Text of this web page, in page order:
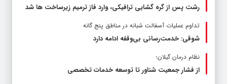
رشت پس از گره گشایی ترافیکی، وارد فاز ترمیم زیرساخت ها شد
تداوم عملیات آسفالت‌ شبانه در مناطق پنج گانه
شوقی: خدمت‌رسانی بی‌وقفه ادامه دارد
نظام درمان گیلان؛
از فشار جمعیت شناور تا توسعه خدمات تخصصی